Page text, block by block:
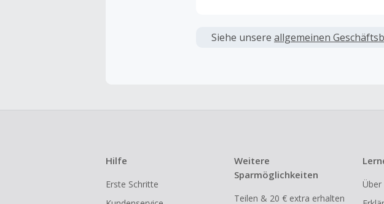
verwendet werden, die nicht
Gewerbliche, Reseller- oder
Händlern vom Cashback
Siehe unsere allgemeinen
Hilfe
Erste Schritte
Weitere
Sparmöglichkeiten
Teilen & 20 € extra erhalten